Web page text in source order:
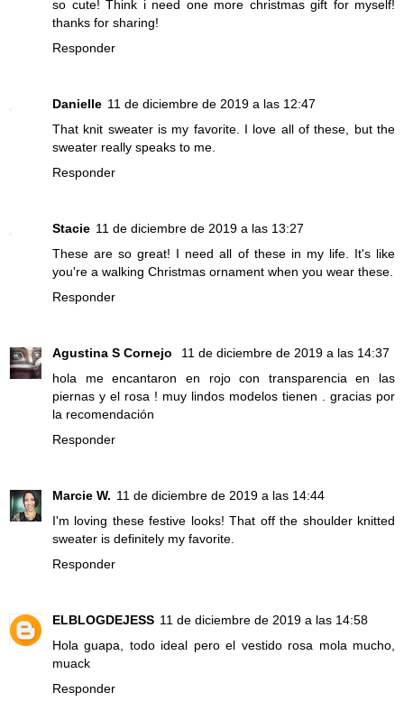
so cute! Think i need one more christmas gift for myself!
thanks for sharing!
Responder
Danielle 11 de diciembre de 2019 a las 12:47
That knit sweater is my favorite. I love all of these, but the
sweater really speaks to me.
Responder
Stacie 11 de diciembre de 2019 a las 13:27
These are so great! I need all of these in my life. It's like
you're a walking Christmas ornament when you wear these.
Responder
Agustina S Cornejo
11 de diciembre de 2019 a las 14:37
hola me encantaron en rojo con transparencia en las
piernas y el rosa ! muy lindos modelos tienen . gracias por
la recomendación
Responder
Marcie W. 11 de diciembre de 2019 a las 14:44
I'm loving these festive looks! That off the shoulder knitted
sweater is definitely my favorite.
Responder
ELBLOGDEJESS 11 de diciembre de 2019 a las 14:58
Hola guapa, todo ideal pero el vestido rosa mola mucho,
muack
Responder